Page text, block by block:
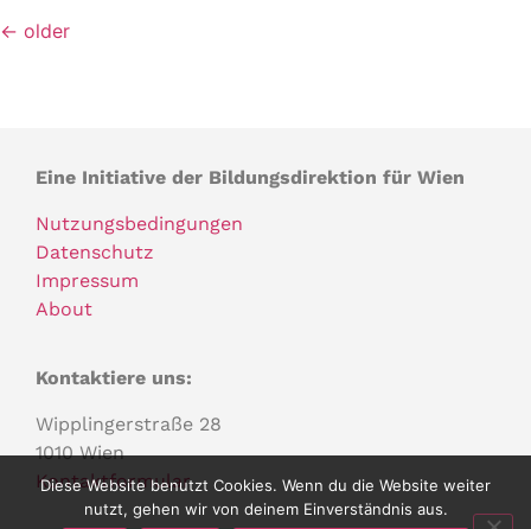
← older
Eine Initiative der Bildungsdirektion für Wien
Nutzungsbedingungen
Datenschutz
Impressum
About
Kontaktiere uns:
Wipplingerstraße 28
1010 Wien
Kontaktformular
Diese Website benutzt Cookies. Wenn du die Website weiter
nutzt, gehen wir von deinem Einverständnis aus.